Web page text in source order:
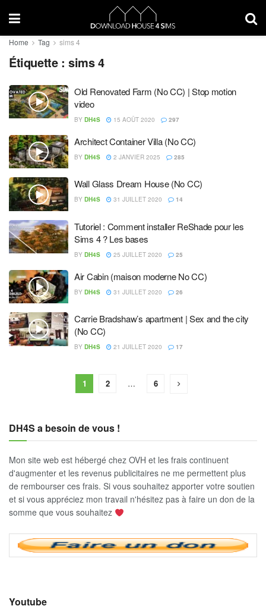
Home Tag sims 4
Étiquette :sims 4
Old Renovated Farm (No CC) | Stop motion
video
BY DH4S 15 AOÛT 2020 297
Architect Container Villa (No CC)
BY DH4S 2 JANVIER 2025 285
Wall Glass Dream House (No CC)
BY DH4S 31 JUILLET 2020 14
Tutoriel : Comment installer ReShade pour les
Sims 4 ? Les bases
BY DH4S 25 JUILLET 2020 25
Air Cabin (maison moderne No CC)
BY DH4S 31 JUILLET 2020 26
Carrie Bradshaw’s apartment | Sex and the city
(No CC)
BY DH4S 21 JUILLET 2020 17
1 2 … 6
DH4S a besoin de vous !
Mon site web est hébergé chez OVH et les frais continuent
d'augmenter et les revenus publicitaires ne me permettent plus
de rembourser ces frais. Si vous souhaitez apporter votre soutien
et si vous appréciez mon travail n'hésitez pas à faire un don de la
somme que vous souhaitez
Youtube